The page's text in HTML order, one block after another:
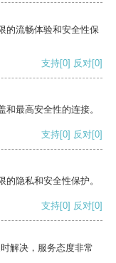
的流畅体验和安全性保
支持[0] 反对[0]
最高安全性的连接。
支持[0] 反对[0]
隐私和安全性保护。
支持[0] 反对[0]
解决，服务态度非常